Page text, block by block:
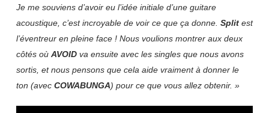
Je me souviens d’avoir eu l’idée initiale d’une guitare
acoustique, c’est incroyable de voir ce que ça donne. Splitest
l’éventreur en pleine face ! Nous voulions montrer aux deux
côtés où AVOIDva ensuite avec les singles que nous avons
sortis, et nous pensons que cela aide vraiment à donner le
ton (avec COWABUNGA) pour ce que vous allez obtenir. »